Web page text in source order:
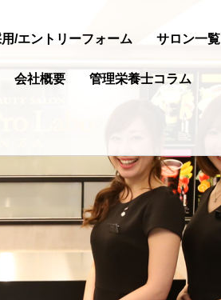
/エントリーフォーム サロン一覧
会社概要 管理栄養士コラム